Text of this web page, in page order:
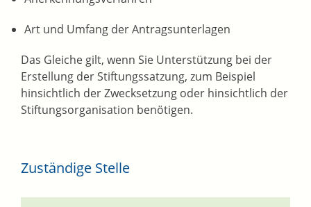
Art und Umfang der Antragsunterlagen
Das Gleiche gilt, wenn Sie Unterstützung bei der
Erstellung der Stiftungssatzung, zum Beispiel
hinsichtlich der Zwecksetzung oder hinsichtlich der
Stiftungsorganisation benötigen.
Zuständige Stelle